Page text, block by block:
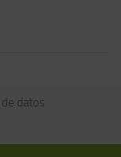
datos